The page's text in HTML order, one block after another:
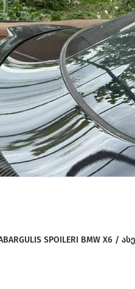
SPOILERI BMW X6 /